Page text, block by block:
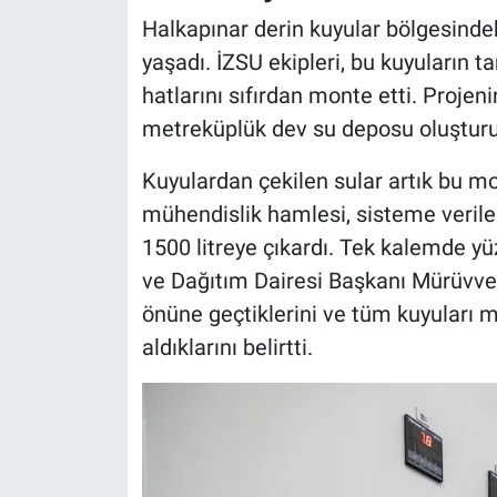
Halkapınar derin kuyular
yaşadı. İZSU ekipleri, bu kuyuların
hatlarını sıfırdan monte etti.
metreküplük dev su deposu
Kuyulardan çekilen sular artık bu
mühendislik hamlesi, sisteme
1500 litreye çıkardı. Tek kalemde
ve Dağıtım Dairesi Başkanı
önüne geçtiklerini ve tüm kuyuları
aldıklarını belirtti.